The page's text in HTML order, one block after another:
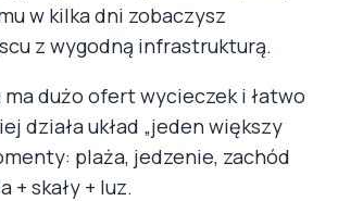
w kilka dni zobaczysz
z wygodną infrastrukturą.
dużo ofert wycieczek i łatwo
działa układ „jeden większy
plaża, jedzenie, zachód
+ skały + luz.